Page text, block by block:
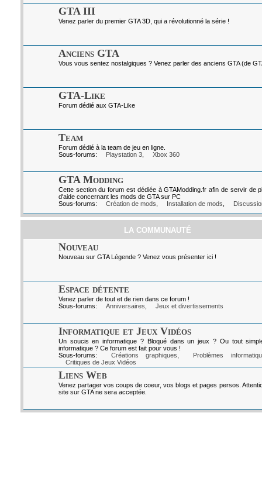
GTA III
Venez parler du premier GTA 3D, qui a révolutionné la série !
Anciens GTA
Vous vous sentez nostalgiques ? Venez parler des anciens GTA (de
GTA-Like
Forum dédié aux GTA-Like
Team
Forum dédié à la team de jeu en ligne.
Sous-forums:
Playstation 3, Xbox 360
GTA Modding
Cette section du forum est dédiée à GTAModding.fr afin de servir de
d'aide concernant les mods de GTA sur PC
Sous-forums:
Création de mods Installation de mods
LA COMMUNAUTÉ
Nouveau
Nouveau sur GTA Légende ? Venez vous présenter ici !
Espace détente
Venez parler de tout et de rien dans ce forum !
Sous-forums:
Anniversaires Jeux et divertissements
Informatique et Jeux Vidéos
Un soucis en informatique ? Bloqué dans un jeux ? Ou tout
informatique ? Ce forum est fait pour vous !
Sous-forums:
Créations graphiques
Problèmes
Critiques de Jeux Vidéos
Liens Web
Venez partager vos coups de coeur, vos blogs et pages persos.
site sur GTA ne sera acceptée.